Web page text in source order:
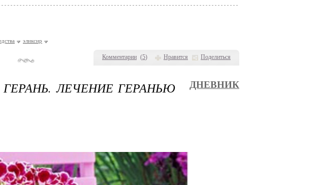
Комментарии (5) Нравится Поделиться
эликсир
ЛЕЧЕНИЕ ГЕРАНЬЮ
ДНЕВНИК